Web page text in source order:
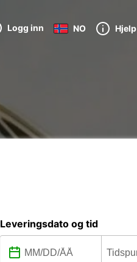
Logg inn NO Hjelp
Leveringsdato og tid